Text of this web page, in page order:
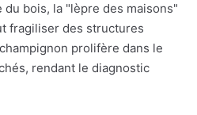
bois, la "lèpre des maisons"
fragiliser des structures
prolifère dans le
rendant le diagnostic